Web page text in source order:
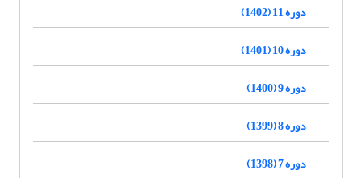
دوره 11 (1402)
دوره 10 (1401)
دوره 9 (1400)
دوره 8 (1399)
دوره 7 (1398)